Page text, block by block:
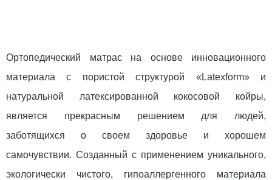
Ортопедический матрас на основе инновационного
материала с пористой структурой «Latexform» и
натуральной латексированной кокосовой койры,
является прекрасным решением для людей,
заботящихся о своем здоровье и хорошем
самочувствии. Созданный с применением уникального,
экологически чистого, гипоаллергенного материала